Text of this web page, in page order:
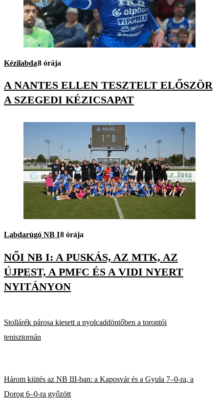
Kézilabda8 órája
A NANTES ELLEN TESZTELT ELŐSZÖR
A SZEGEDI KÉZICSAPAT
Labdarúgó NB I8 órája
NŐI NB I: A PUSKÁS, AZ MTK, AZ
ÚJPEST, A PMFC ÉS A VIDI NYERT
NYITÁNYON
Stollárék párosa kiesett a nyolcaddöntőben a torontói
tenisztornán
Három kiütés az NB III-ban: a Kaposvár és a Gyula 7–0-ra, a
Dorog 6–0-ra győzött